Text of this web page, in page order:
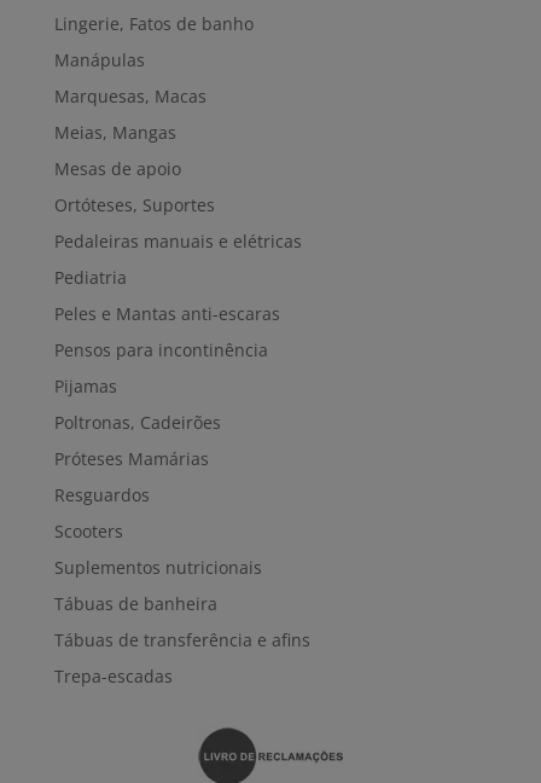
Lingerie, Fatos de banho
Manápulas
Marquesas, Macas
Meias, Mangas
Mesas de apoio
Ortóteses, Suportes
Pedaleiras manuais e elétricas
Pediatria
Peles e Mantas anti-escaras
Pensos para incontinência
Pijamas
Poltronas, Cadeirões
Próteses Mamárias
Resguardos
Scooters
Suplementos nutricionais
Tábuas de banheira
Tábuas de transferência e afins
Trepa-escadas